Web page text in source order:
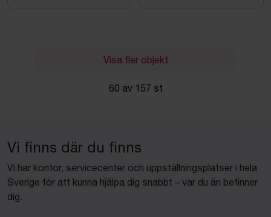
Visa fler objekt
60 av 157 st
Vi finns där du finns
Vi har kontor, servicecenter och uppställningsplatser i hela
Sverige för att kunna hjälpa dig snabbt – var du än befinner
dig.